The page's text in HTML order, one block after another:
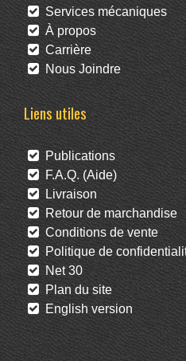
Services mécaniques
À propos
Carrière
Nous Joindre
Liens utiles
Publications
F.A.Q. (Aide)
Livraison
Retour de marchandise
Conditions de vente
Politique de
Net 30
Plan du site
English version